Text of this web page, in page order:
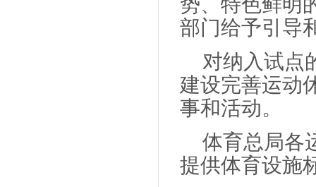
部门给予引导
对纳入试点
建设完善运动
事和活动。
体育总局各
提供体育设施